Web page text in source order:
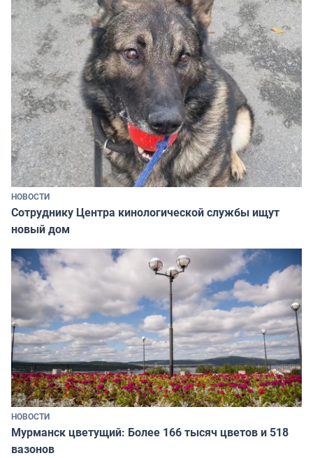
НОВОСТИ
Сотруднику Центра кинологической службы ищут
новый дом
НОВОСТИ
Мурманск цветущий: Более 166 тысяч цветов и 518
вазонов